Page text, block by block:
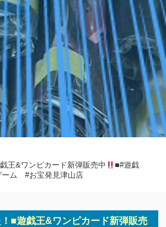
王&ワンピカード新弾販売中
■#遊戯
ム #お宝発見津山店
■遊戯王&ワンピカード新弾販売